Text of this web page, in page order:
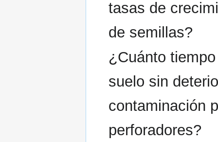
tasas de
de semillas?
¿Cuánto
suelo sin
contaminación
perforadores?